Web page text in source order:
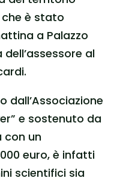
è stato
a Palazzo
al
dall’Associazione
e sostenuto da
con un
euro, è infatti
scientifici sia